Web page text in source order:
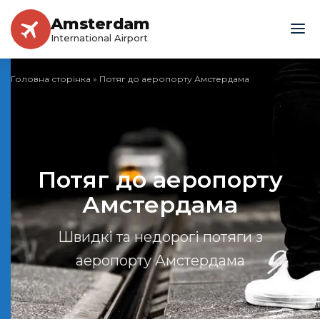
Amsterdam
International Airport
Головна сторінка » Потяг до аеропорту Амстердама
Потяг до аеропорту
Амстердама
Швидкі та недорогі потяги з
аеропорту Амстердама